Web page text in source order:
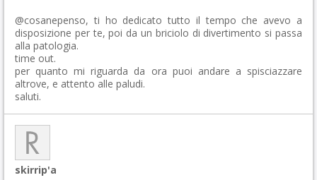
@cosanepenso, ti ho dedicato tutto il tempo che avevo a
disposizione per te, poi da un briciolo di divertimento si passa
alla patologia.
time out.
per quanto mi riguarda da ora puoi andare a spisciazzare
altrove, e attento alle paludi.
saluti.
skirrip'a